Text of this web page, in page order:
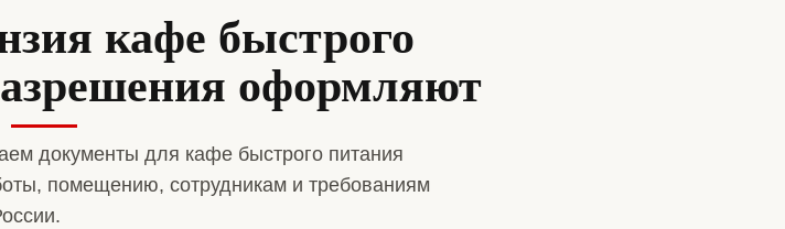
кафе быстрого
оформляют
документы для кафе быстрого питания
помещению, сотрудникам и требованиям